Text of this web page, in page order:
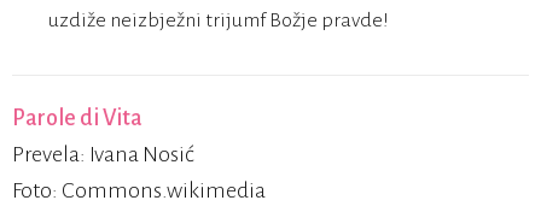
uzdiže neizbježni trijumf Božje pravde!
Parole di Vita
Prevela: Ivana Nosić
Foto: Commons.wikimedia